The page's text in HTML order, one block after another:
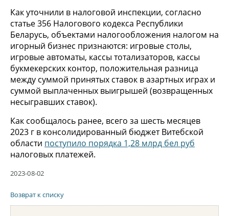
Как уточнили в налоговой инспекции, согласно
статье 356 Налогового кодекса Республики
Беларусь, объектами налогообложения налогом на
игорный бизнес признаются: игровые столы,
игровые автоматы, кассы тотализаторов, кассы
букмекерских контор, положительная разница
между суммой принятых ставок в азартных играх и
суммой выплаченных выигрышей (возвращенных
несыгравших ставок).
Как сообщалось ранее, всего за шесть месяцев
2023 г в консолидированный бюджет Витебской
области поступило порядка 1,28 млрд бел руб
налоговых платежей.
2023-08-02
Возврат к списку